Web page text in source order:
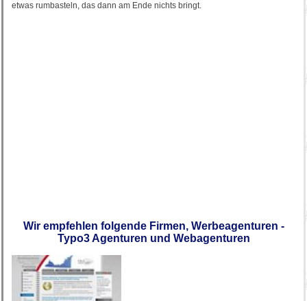
etwas rumbasteln, das dann am Ende nichts bringt.
Wir empfehlen folgende Firmen, Werbeagenturen -
Typo3 Agenturen und Webagenturen